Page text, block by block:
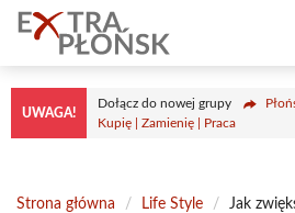
Przejdź
treści
UWAGA!
Dołącz do nowej grupy
Kupię | Zamienię | Praca
Strona główna / Life Style /
Jak